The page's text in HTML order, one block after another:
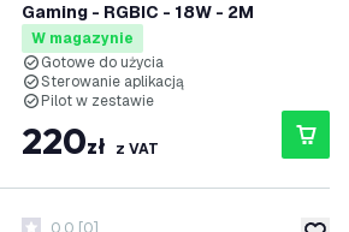
Gaming - RGBIC - 18W - 2M
W magazynie
Gotowe do użycia
Sterowanie aplikacją
Pilot w zestawie
220zł z VAT